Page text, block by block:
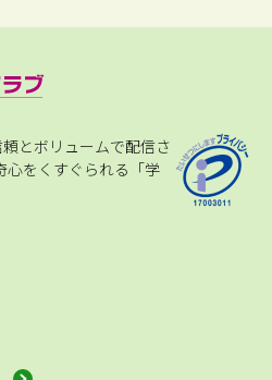
とボリュームで配信さ
心をくすぐられる「学